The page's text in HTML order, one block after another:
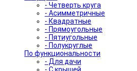
- Четверть круга
- Асимметричные
- Квадратные
- Прямоугольные
- Пятиугольные
- Полукруглые
По функциональности
- Для дачи